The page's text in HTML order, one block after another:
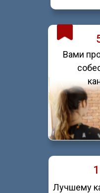
Лучшему
Вами